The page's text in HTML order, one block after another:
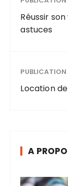
Réussir
astuces
Location
A